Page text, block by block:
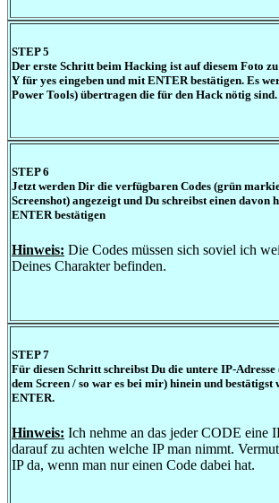
STEP 5
Der erste Schritt beim Hacking ist auf diesem Foto
Y für yes eingeben und mit ENTER bestätigen. Es
Power Tools) übertragen die für den Hack nötig sind.
STEP 6
Jetzt werden Dir die verfügbaren Codes (grün
Screenshot) angezeigt und Du schreibst einen davon
ENTER bestätigen
Hinweis: Die Codes müssen sich soviel ich
Deines Charakter befinden.
STEP 7
Für diesen Schritt schreibst Du die untere IP-
dem Screen / so war es bei mir) hinein und
ENTER.
Hinweis: Ich nehme an das jeder CODE eine
darauf zu achten welche IP man nimmt.
IP da, wenn man nur einen Code dabei hat.